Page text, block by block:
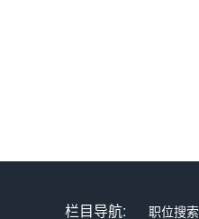
栏目导航: 职位搜索